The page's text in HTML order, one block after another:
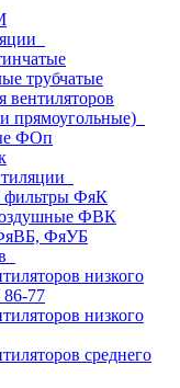
трубчатые
прямоугольные)
ФОп
фильтры ФяК
ФВК
ФяУБ
низкого
77
низкого
среднего